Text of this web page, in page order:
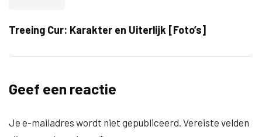
Treeing Cur: Karakter en Uiterlijk [Foto’s]
Geef een reactie
Je e-mailadres wordt niet gepubliceerd. Vereiste velden